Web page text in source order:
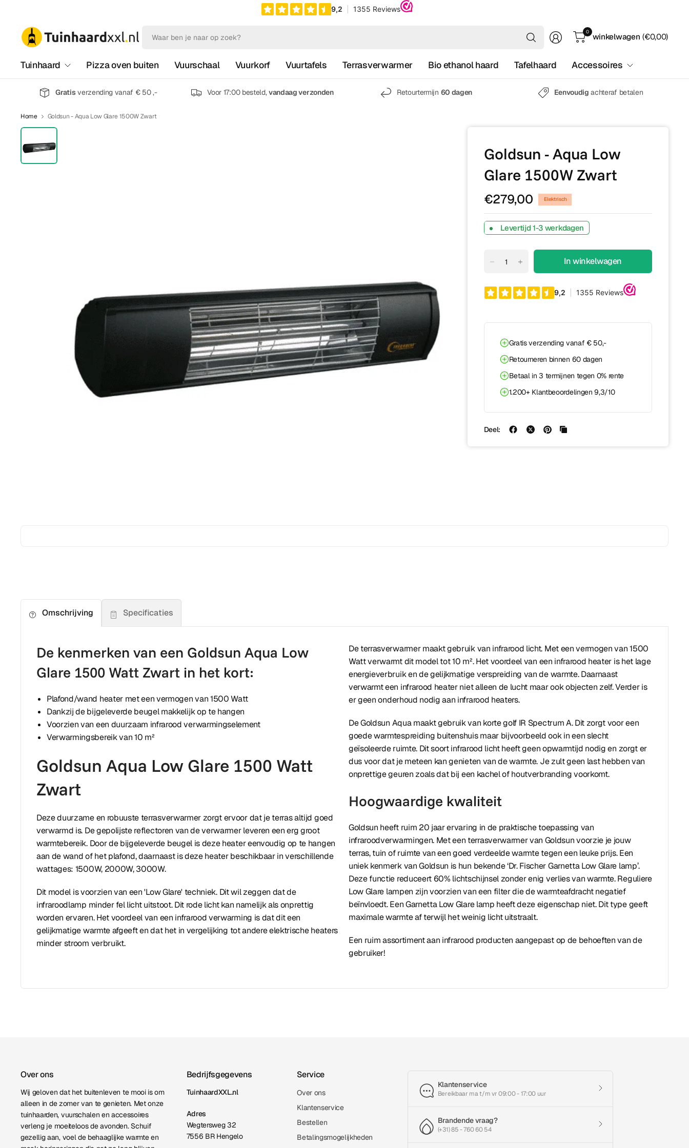
Waar
ben
naar
zoek?
0
winkelwagen (€0,00)
Tuinhaard Pizza oven buiten Vuurschaal Vuurkorf Vuurtafels Terrasverwarmer Bio ethanol haard Tafelhaard Accessoires
Gratisverzending vanaf € 50 ,- Voor 17:00 besteld,vandaag verzonden Retourtermijn 60 dagen Eenvoudig achteraf betalen
Home Goldsun - Aqua Low Glare 1500W Zwart
Goldsun - Aqua Low
Glare 1500W Zwart
€279,00 Elektrisch
Levertijd 1-3 werkdagen
In winkelwagen
Gratis verzending vanaf € 50,-
Retourneren binnen 60 dagen
Betaal in 3 termijnen tegen 0% rente
1.200+ Klantbeoordelingen 9,3/10
Deel:
Omschrijving Specificaties
De kenmerken van een Goldsun Aqua Low
Glare 1500 Watt Zwart in het kort:
Plafond/wand heater met een vermogen van 1500 Watt
Dankzij de bijgeleverde beugel makkelijk op te hangen
Voorzien van een duurzaam infrarood verwarmingselement
Verwarmingsbereik van 10 m²
Goldsun Aqua Low Glare 1500 Watt
Zwart
Deze duurzame en robuuste terrasverwarmer zorgt ervoor dat je terras altijd goed
verwarmd is. De gepolijste reflectoren van de verwarmer leveren een erg groot
warmtebereik. Door de bijgeleverde beugel is deze heater eenvoudig op te hangen
aan de wand of het plafond, daarnaast is deze heater beschikbaar in verschillende
wattages: 1500W, 2000W, 3000W.
Dit model is voorzien van een 'Low Glare' techniek. Dit wil zeggen dat de
infraroodlamp minder fel licht uitstoot. Dit rode licht kan namelijk als onprettig
worden ervaren. Het voordeel van een infrarood verwarming is dat dit een
gelijkmatige warmte afgeeft en dat het in vergelijking tot andere elektrische heaters
minder stroom verbruikt.
De terrasverwarmer maakt gebruik van infrarood licht. Met een vermogen van 1500
Watt verwarmt dit model tot 10 m². Het voordeel van een infrarood heater is het lage
energieverbruik en de gelijkmatige verspreiding van de warmte. Daarnaast
verwarmt een infrarood heater niet alleen de lucht maar ook objecten zelf. Verder is
er geen onderhoud nodig aan infrarood heaters.
De Goldsun Aqua maakt gebruik van korte golf IR Spectrum A. Dit zorgt voor een
goede warmtespreiding buitenshuis maar bijvoorbeeld ook in een slecht
geïsoleerde ruimte. Dit soort infrarood licht heeft geen opwarmtijd nodig en zorgt er
dus voor dat je meteen kan genieten van de warmte. Je zult geen last hebben van
onprettige geuren zoals dat bij een kachel of houtverbranding voorkomt.
Hoogwaardige kwaliteit
Goldsun heeft ruim 20 jaar ervaring in de praktische toepassing van
infraroodverwarmingen. Met een terrasverwarmer van Goldsun voorzie je jouw
terras, tuin of ruimte van een goed verdeelde warmte tegen een leuke prijs. Een
uniek kenmerk van Goldsun is hun bekende ‘Dr. Fischer Garnetta Low Glare lamp’.
Deze functie reduceert 60% lichtschijnsel zonder enig verlies van warmte. Reguliere
Low Glare lampen zijn voorzien van een filter die de warmteafdracht negatief
beïnvloedt. Een Garnetta Low Glare lamp heeft deze eigenschap niet. Dit type geeft
maximale warmte af terwijl het weinig licht uitstraalt.
Een ruim assortiment aan infrarood producten aangepast op de behoeften van de
gebruiker!
Over ons
Wij geloven dat het buitenleven te mooi is om
alleen in de zomer van te genieten. Met onze
tuinhaarden, vuurschalen en accessoires
verleng je moeiteloos de avonden. Schuif
gezellig aan, voel de behaaglijke warmte en
Bedrijfsgegevens
TuinhaardXXL.nl
Adres
Wegtersweg 32
7556 BR Hengelo
Service
Over ons
Klantenservice
Bestellen
Betalingsmogelijkheden
Klantenservice
Bereikbaar ma t/m vr 09:00 - 17:00 uur
Brandende vraag?
(+31) 85 - 760 60 54